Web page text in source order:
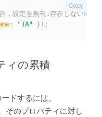
，設定を無視.存在しない場合
: "TA" }) ;
Copy
ィの累積
ドするには、
そのプロパティに対し